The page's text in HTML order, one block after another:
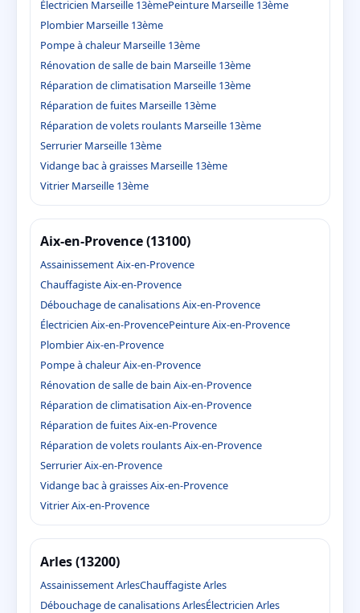
Électricien Marseille 13èmePeinture Marseille 13ème
Plombier Marseille 13ème
Pompe à chaleur Marseille 13ème
Rénovation de salle de bain Marseille 13ème
Réparation de climatisation Marseille 13ème
Réparation de fuites Marseille 13ème
Réparation de volets roulants Marseille 13ème
Serrurier Marseille 13ème
Vidange bac à graisses Marseille 13ème
Vitrier Marseille 13ème
Aix-en-Provence (13100)
Assainissement Aix-en-Provence
Chauffagiste Aix-en-Provence
Débouchage de canalisations Aix-en-Provence
Électricien Aix-en-ProvencePeinture Aix-en-Provence
Plombier Aix-en-Provence
Pompe à chaleur Aix-en-Provence
Rénovation de salle de bain Aix-en-Provence
Réparation de climatisation Aix-en-Provence
Réparation de fuites Aix-en-Provence
Réparation de volets roulants Aix-en-Provence
Serrurier Aix-en-Provence
Vidange bac à graisses Aix-en-Provence
Vitrier Aix-en-Provence
Arles (13200)
Assainissement ArlesChauffagiste Arles
Débouchage de canalisations ArlesÉlectricien Arles